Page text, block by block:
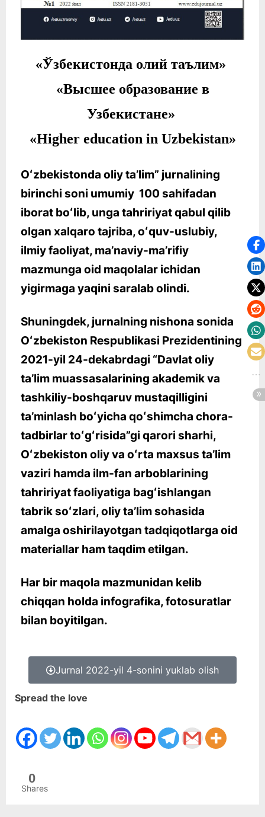
«Ўзбекистонда олий таълим»
«Высшее образование в
Узбекистане»
«Higher education in Uzbekistan»
Oʻzbekistonda oliy taʼlim” jurnalining
birinchi soni umumiy 100 sahifadan
iborat boʻlib, unga tahririyat qabul qilib
olgan xalqaro tajriba, oʻquv-uslubiy,
ilmiy faoliyat, maʼnaviy-maʼrifiy
mazmunga oid maqolalar ichidan
yigirmaga yaqini saralab olindi.
Shuningdek, jurnalning nishona sonida
Oʻzbekiston Respublikasi Prezidentining
2021-yil 24-dekabrdagi “Davlat oliy
taʼlim muassasalarining akademik va
tashkiliy-boshqaruv mustaqilligini
taʼminlash boʻyicha qoʻshimcha chora-
tadbirlar toʻgʻrisida”gi qarori sharhi,
Oʻzbekiston oliy va oʻrta maxsus taʼlim
vaziri hamda ilm-fan arboblarining
tahririyat faoliyatiga bagʻishlangan
tabrik soʻzlari, oliy taʼlim sohasida
amalga oshirilayotgan tadqiqotlarga oid
materiallar ham taqdim etilgan.
Har bir maqola mazmunidan kelib
chiqqan holda infografika, fotosuratlar
bilan boyitilgan.
Jurnal 2022-yil 4-sonini yuklab olish
Spread the love
0
Shares